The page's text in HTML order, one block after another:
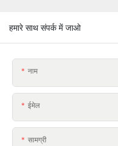
हमारे साथ संपर्क में जाओ
नाम
ईमेल
सामग्री